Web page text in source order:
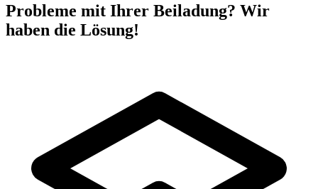
Probleme mit Ihrer Beiladung? Wir
haben die Lösung!